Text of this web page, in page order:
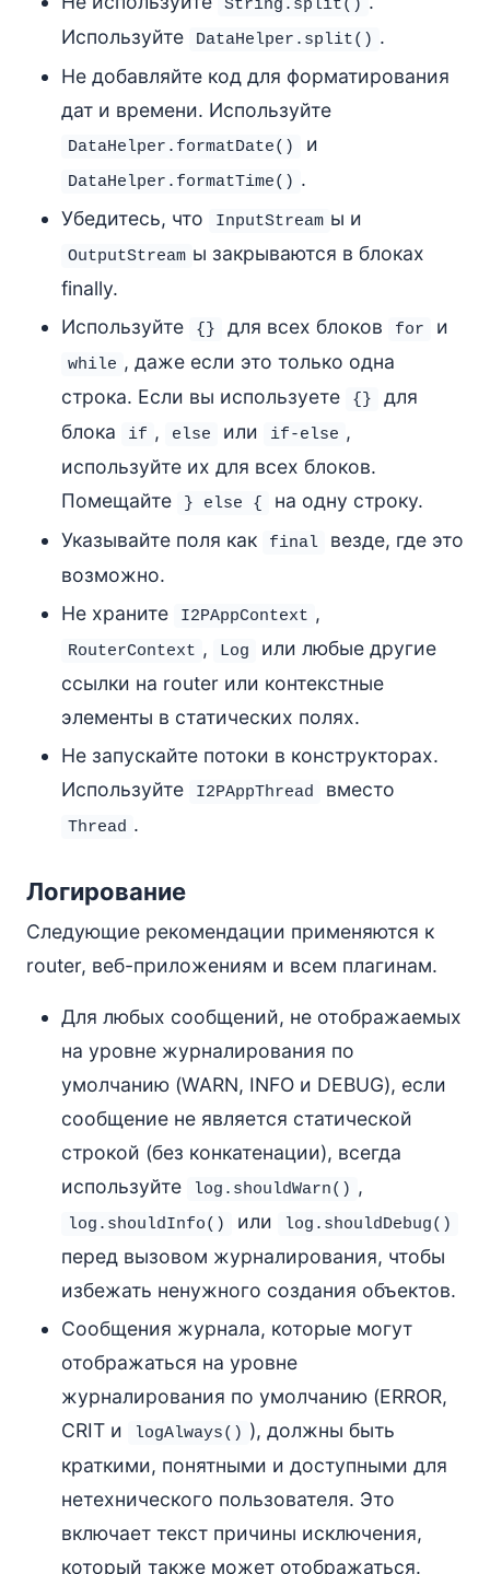
String.split()
Используйте
DataHelper.split() .
Не добавляйте код для форматирования
дат и времени. Используйте
DataHelper.formatDate() и
DataHelper.formatTime() .
Убедитесь, что
InputStream ы и
OutputStream ы закрываются в блоках
finally.
Используйте
{} для всех блоков for и
while , даже если это только одна
строка. Если вы используете
{}
для
блока
if , else или if-else ,
используйте их для всех блоков.
Помещайте
} else {
на одну строку.
Указывайте поля как
final
везде, где это
возможно.
Не храните
I2PAppContext ,
RouterContext , Log
или любые другие
ссылки на router или контекстные
элементы в статических полях.
Не запускайте потоки в конструкторах.
Используйте
I2PAppThread вместо
Thread .
Логирование
Следующие рекомендации применяются к
router, веб-приложениям и всем плагинам.
Для любых сообщений, не отображаемых
на уровне журналирования по
умолчанию (WARN, INFO и DEBUG), если
сообщение не является статической
строкой (без конкатенации), всегда
используйте
log.shouldWarn() ,
log.shouldInfo() или log.shouldDebug()
перед вызовом журналирования, чтобы
избежать ненужного создания объектов.
Сообщения журнала, которые могут
отображаться на уровне
журналирования по умолчанию (ERROR,
CRIT и
logAlways() ), должны быть
краткими, понятными и доступными для
нетехнического пользователя. Это
включает текст причины исключения,
который также может отображаться.